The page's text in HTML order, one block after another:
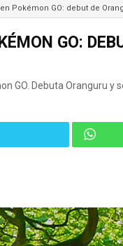
Pokémon GO: debut de
GO:
GO. Debuta Oranguru y